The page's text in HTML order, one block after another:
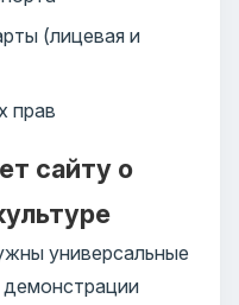
(лицевая и
прав
сайту о
универсальные
демонстрации